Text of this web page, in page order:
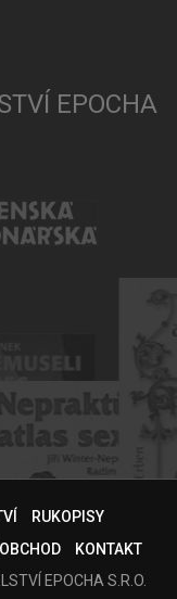
EPOCHA
RUKOPISY
KONTAKT
EPOCHA S.R.O.